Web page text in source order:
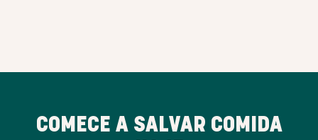
COMECE A SALVAR COMIDA